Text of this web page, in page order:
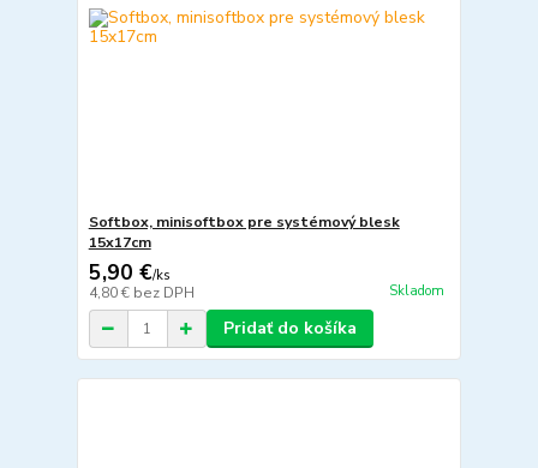
Softbox, minisoftbox pre systémový blesk
15x17cm
5,90 €/ks
4,80 € bez DPH Skladom
Pridať do košíka